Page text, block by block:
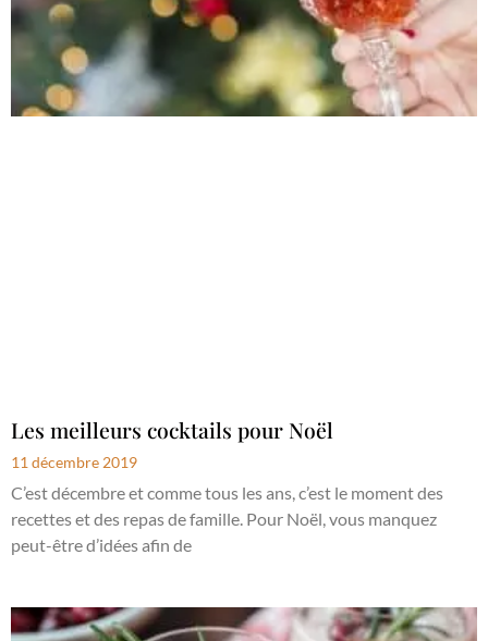
Les meilleurs cocktails pour Noël
11 décembre 2019
C’est décembre et comme tous les ans, c’est le moment des
recettes et des repas de famille. Pour Noël, vous manquez
peut-être d’idées afin de